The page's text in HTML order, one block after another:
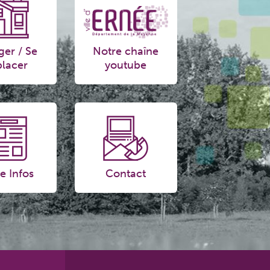
/ Se
Notre chaîne
youtube
Infos Contact